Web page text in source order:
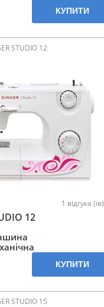
КУПИТИ
STUDIO 12
1 відгука (ів)
12
КУПИТИ
STUDIO 15